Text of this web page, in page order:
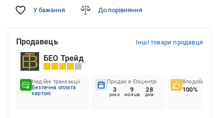
У бажання До порівняння
Продавець Інші товари продавця
БЕО Трейд
Надійні транзакції
Безпечна оплата
картою
Продає в Епіцентрі
3
роки
9
місяців
28
днів
Вподобання
100%